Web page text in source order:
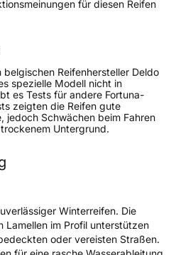
für diesen Reifen
Reifenhersteller Deldo
spezielle Modell nicht in
es Tests für andere Fortuna-
zeigten die Reifen gute
jedoch Schwächen beim Fahren
Untergrund.
Winterreifen. Die
Lamellen im Profil unterstützen
oder vereisten Straßen.